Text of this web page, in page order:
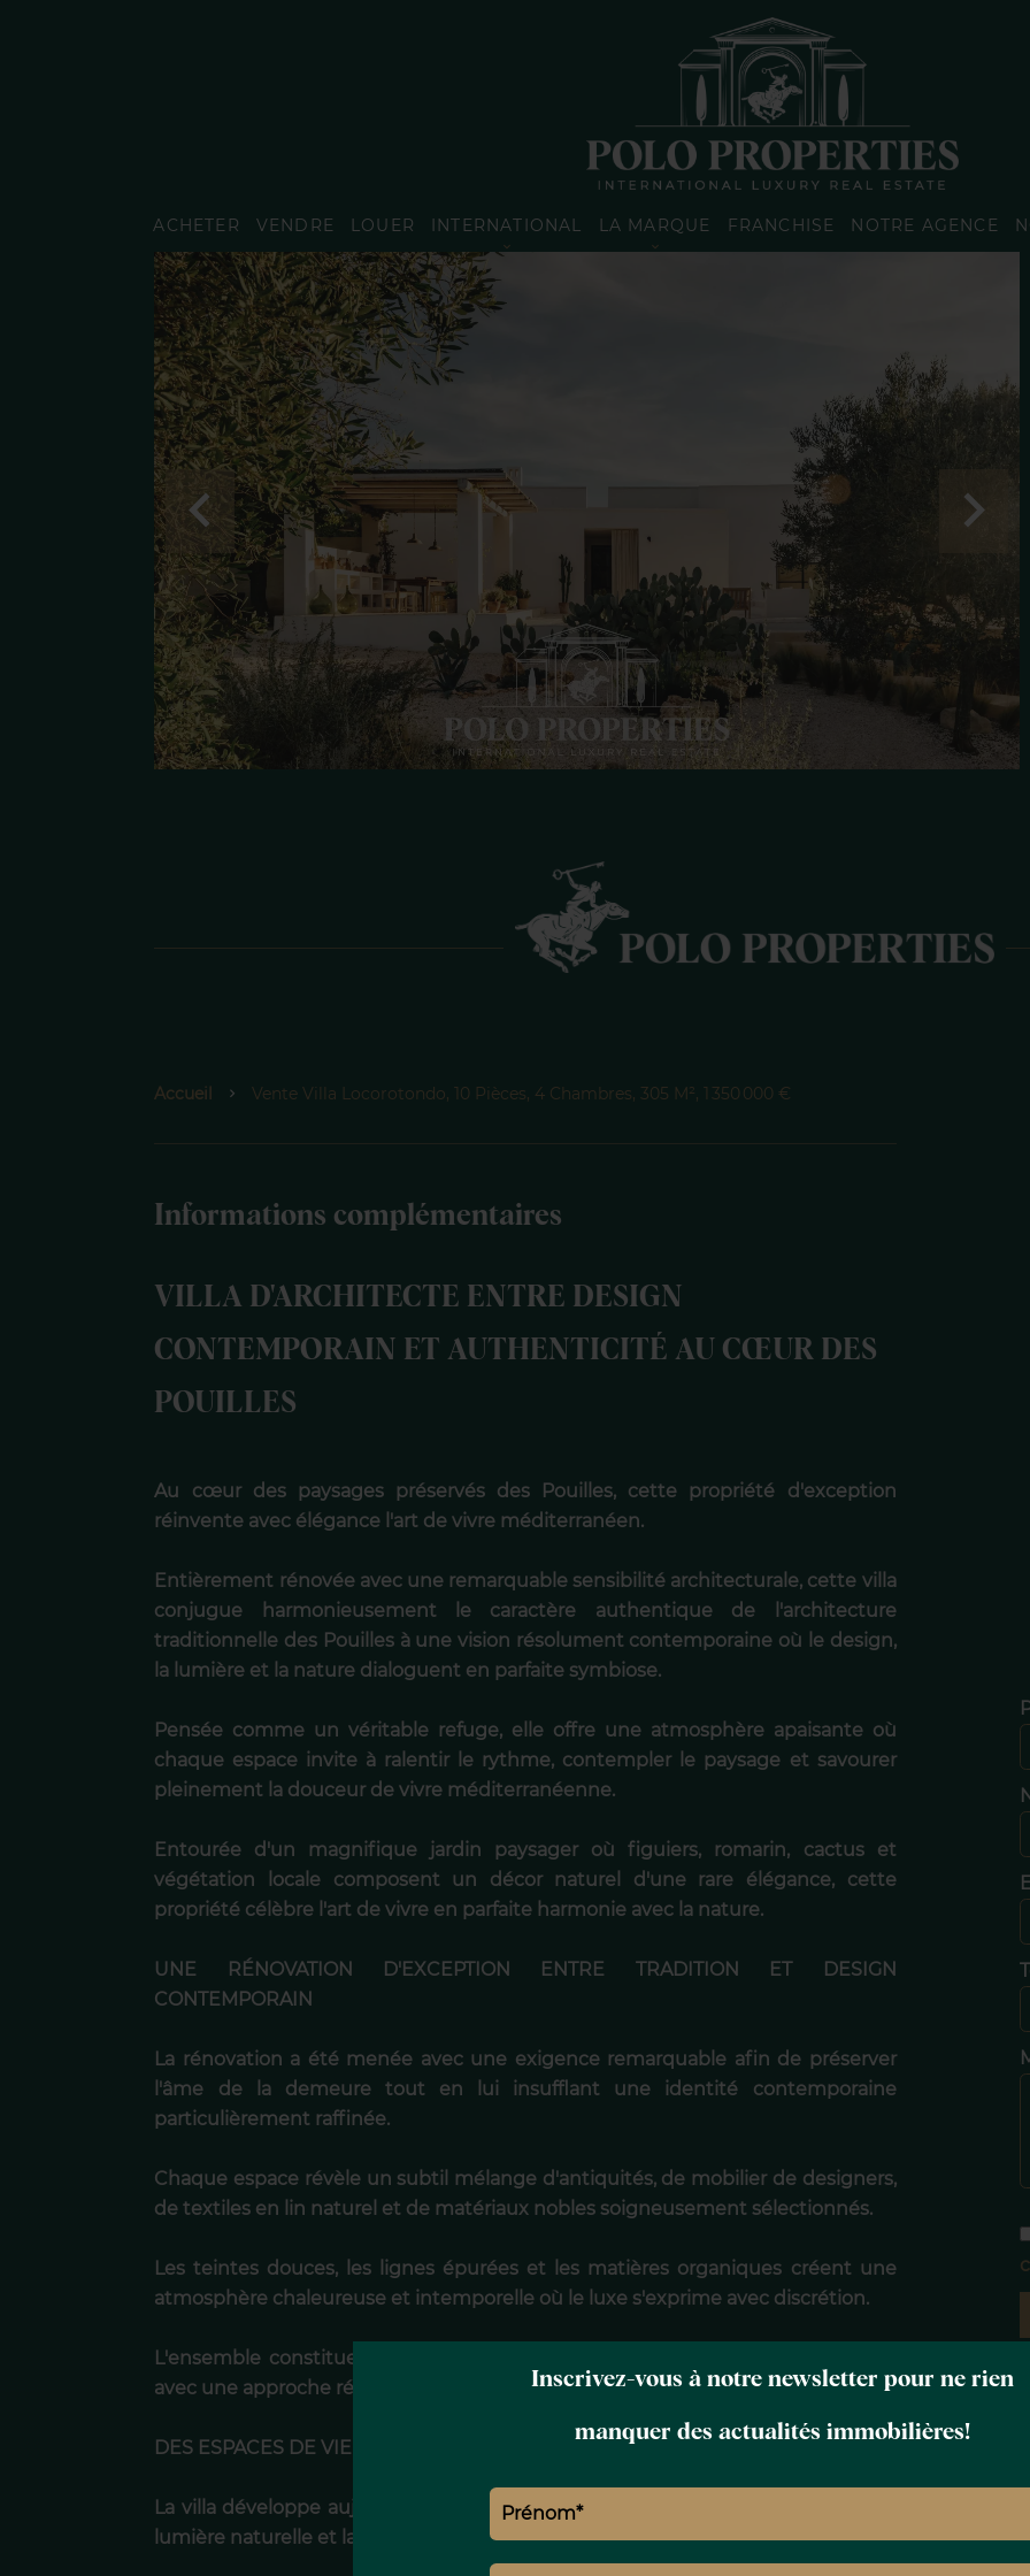
Inscrivez-vous à notre newsletter pour ne rien
manquer des actualités immobilières!
ACHETER VENDRE LOUER INTERNATIONAL LA MARQUE FRANCHISE NOTRE AGENCE
Accueil Vente Villa Locorotondo, 10 Pièces, 4 Chambres, 305 M², 1 350 000 €
Informations complémentaires
VILLA D'ARCHITECTE ENTRE DESIGN
CONTEMPORAIN ET AUTHENTICITÉ AU CŒUR DES
POUILLES
Au cœur des paysages préservés des Pouilles, cette propriété d'exception
réinvente avec élégance l'art de vivre méditerranéen.
Entièrement rénovée avec une remarquable sensibilité architecturale, cette villa
conjugue harmonieusement le caractère authentique de l'architecture
traditionnelle des Pouilles à une vision résolument contemporaine où le design,
la lumière et la nature dialoguent en parfaite symbiose.
Pensée comme un véritable refuge, elle offre une atmosphère apaisante où
chaque espace invite à ralentir le rythme, contempler le paysage et savourer
pleinement la douceur de vivre méditerranéenne.
Entourée d'un magnifique jardin paysager où figuiers, romarin, cactus et
végétation locale composent un décor naturel d'une rare élégance, cette
propriété célèbre l'art de vivre en parfaite harmonie avec la nature.
UNE RÉNOVATION D'EXCEPTION ENTRE TRADITION ET DESIGN
CONTEMPORAIN
La rénovation a été menée avec une exigence remarquable afin de préserver
l'âme de la demeure tout en lui insufflant une identité contemporaine
particulièrement raffinée.
Chaque espace révèle un subtil mélange d'antiquités, de mobilier de designers,
de textiles en lin naturel et de matériaux nobles soigneusement sélectionnés.
Les teintes douces, les lignes épurées et les matières organiques créent une
atmosphère chaleureuse et intemporelle où le luxe s'exprime avec discrétion.
L'ensemble constitue une véritable ode au savoir-faire des Pouilles, interprété
avec une approche résolument créative.
DES ESPACES DE VIE GÉNÉREUX ET ÉVOLUTIFS
La villa développe aujourd'hui des volumes parfaitement équilibrés, baignés de
lumière naturelle et largement ouverts sur les jardins.